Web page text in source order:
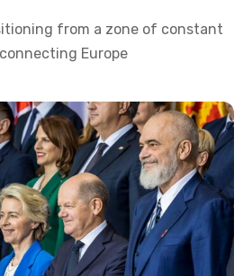
from a zone of constant
Europe